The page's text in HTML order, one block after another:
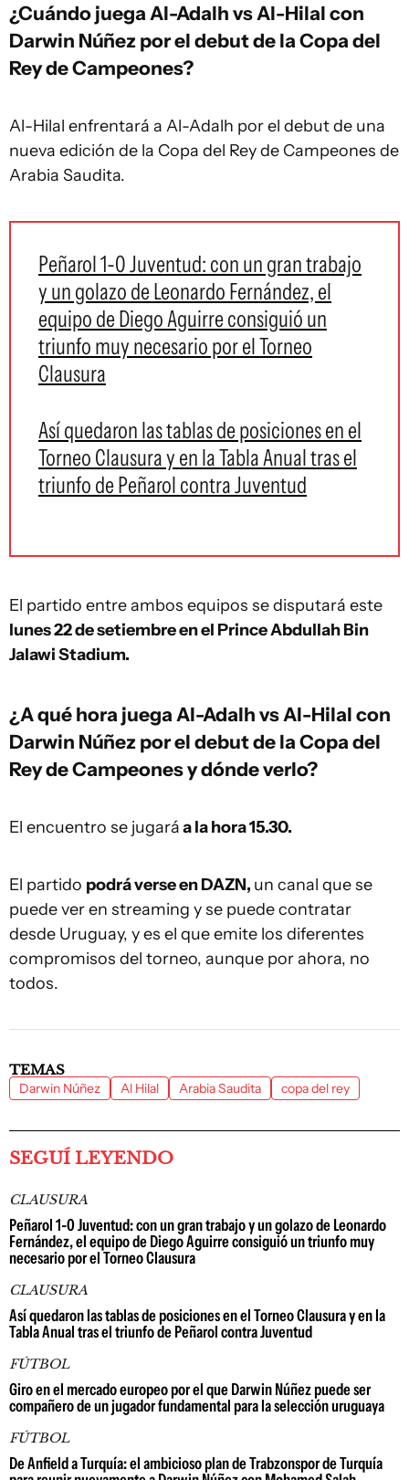
¿Cuándo juega Al-Adalh vs Al-Hilal con
Darwin Núñez por el debut de la Copa del
Rey de Campeones?
Al-Hilal enfrentará a Al-Adalh por el debut de una
nueva edición de la Copa del Rey de Campeones de
Arabia Saudita.
Peñarol 1-0 Juventud: con un gran trabajo
y un golazo de Leonardo Fernández, el
equipo de Diego Aguirre consiguió un
triunfo muy necesario por el Torneo
Clausura
Así quedaron las tablas de posiciones en el
Torneo Clausura y en la Tabla Anual tras el
triunfo de Peñarol contra Juventud
El partido entre ambos equipos se disputará este
lunes 22 de setiembre en el Prince Abdullah Bin
Jalawi Stadium.
¿A qué hora juega Al-Adalh vs Al-Hilal con
Darwin Núñez por el debut de la Copa del
Rey de Campeones y dónde verlo?
El encuentro se jugaráa la hora 15.30.
El partido podrá verse en DAZN, un canal que se
puede ver en streaming y se puede contratar
desde Uruguay, y es el que emite los diferentes
compromisos del torneo, aunque por ahora, no
todos.
TEMAS
Darwin Núñez Al Hilal Arabia Saudita copa del rey
SEGUÍ LEYENDO
CLAUSURA
Peñarol 1-0 Juventud: con un gran trabajo y un golazo de Leonardo
Fernández, el equipo de Diego Aguirre consiguió un triunfo muy
necesario por el Torneo Clausura
CLAUSURA
Así quedaron las tablas de posiciones en el Torneo Clausura y en la
Tabla Anual tras el triunfo de Peñarol contra Juventud
FÚTBOL
Giro en el mercado europeo por el que Darwin Núñez puede ser
compañero de un jugador fundamental para la selección uruguaya
FÚTBOL
De Anfield a Turquía: el ambicioso plan de Trabzonspor de Turquía